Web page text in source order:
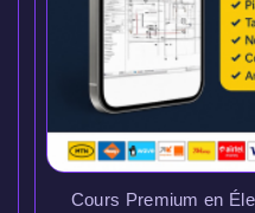
Cours Premium en